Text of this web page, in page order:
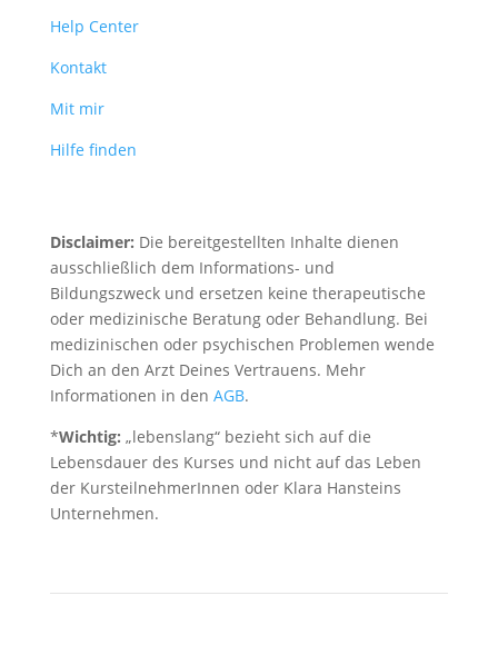
Help Center
Kontakt
Mit mir
Hilfe finden
Disclaimer: Die bereitgestellten Inhalte dienen
ausschließlich dem Informations- und
Bildungszweck und ersetzen keine therapeutische
oder medizinische Beratung oder Behandlung. Bei
medizinischen oder psychischen Problemen wende
Dich an den Arzt Deines Vertrauens. Mehr
Informationen in den AGB.
*Wichtig: „lebenslang“ bezieht sich auf die
Lebensdauer des Kurses und nicht auf das Leben
der KursteilnehmerInnen oder Klara Hansteins
Unternehmen.